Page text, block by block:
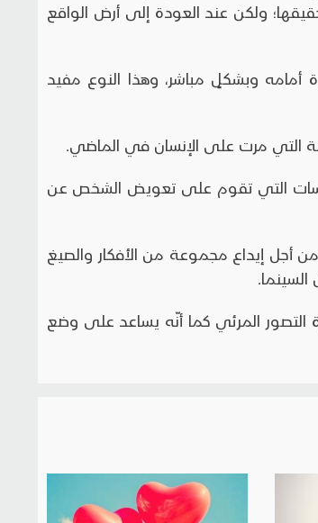
ولكن عند العودة إلى أرض الواقع
وبشكلٍ مباشر، وهذا النوع مفيد
التي مرت على الإنسان في الماضي.
التي تقوم على تعويض الشخص عن
أجل إيداع مجموعة من الأفكار والصيغ
المرئي كما أنّه يساعد على وضع